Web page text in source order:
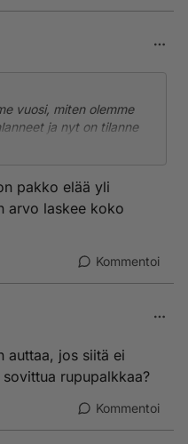
vuosi, miten olemme
ja nyt on tilanne
Joten ihmiset eivät
lisääntyy, hallitus leikkaa
jne.
tehdään
aloille. Ei siihen
jos kohta ei ilman
kansan vika, kun emme
hallitusta.
pakko elää yli
arvo laskee koko
Kommentoi
auttaa, jos siitä ei
rupupalkkaa?
Kommentoi